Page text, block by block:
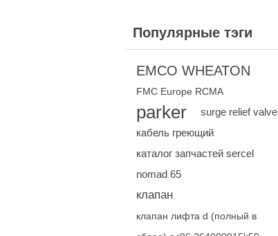
Популярные тэги
EMCO WHEATON
FMC Europe RCMA
parker
surge relief valve
кабель греющий
каталог запчастей sercel
nomad 65
клапан
клапан лифта d (полный в